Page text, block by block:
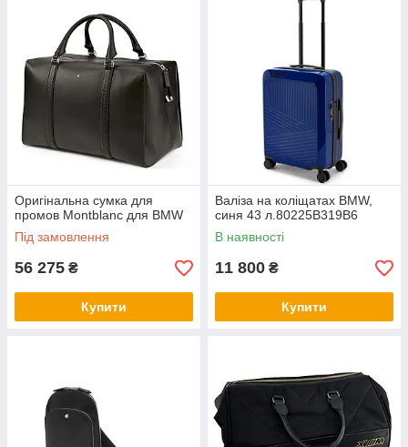
Оригінальна сумка для
промов Montblanc для BMW
Під замовлення
56 275 ₴
Купити
Валіза на коліщатах BMW,
синя 43 л.80225B319B6
В наявності
11 800 ₴
Купити